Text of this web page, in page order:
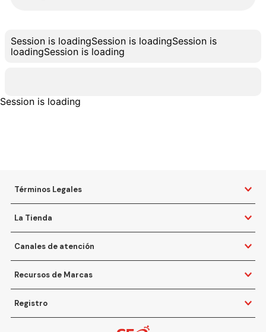
Session is loadingSession is loadingSession is
loadingSession is loading
Session is loading
Términos Legales
La Tienda
Canales de atención
Recursos de Marcas
Registro